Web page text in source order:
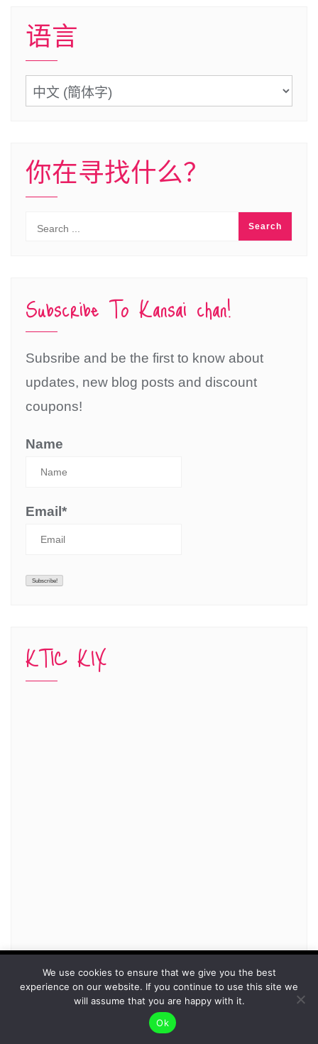
语言
语
言
你在寻找什么？
Subscribe To Kansai chan!
Subsribe and be the first to know about
updates, new blog posts and discount
coupons!
Name
Email*
KTIC KIX
To give you the best possible user experience, this
site uses cookies. By continuing to browse the site,
you agree to our use of cookies as described in our
Privacy Policy.
Accept
We use cookies to ensure that we give you the best
experience on our website. If you continue to use this site we
will assume that you are happy with it.
Ok